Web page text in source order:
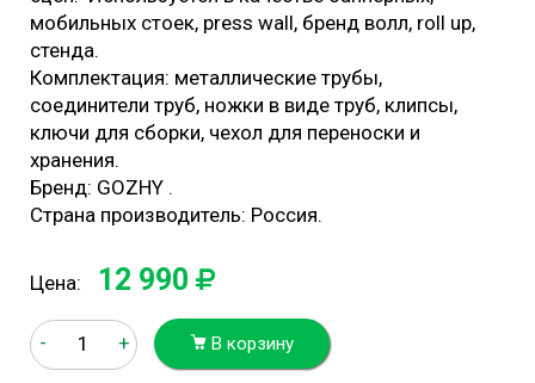
мобильных стоек, press wall, бренд волл, roll up,
стенда.
Комплектация: металлические трубы,
соединители труб, ножки в виде труб, клипсы,
ключи для сборки, чехол для переноски и
хранения.
Бренд: GOZHY .
Страна производитель: Россия.
Цена: 12 990
- + В корзину